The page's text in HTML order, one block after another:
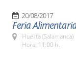
20/08/2017
Feria
Huerta (Salamanca)
Hora: 11:00 h.